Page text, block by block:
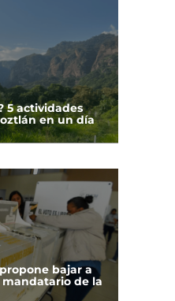
5 actividades
en un día
bajar a
mandatario de la